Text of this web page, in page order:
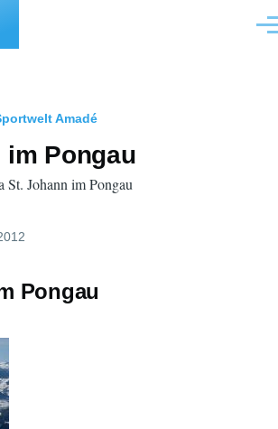
Amadé
im Pongau
St. Johann im Pongau
Pongau